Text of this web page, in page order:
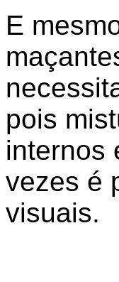
E
pois
internos
vezes é
visuais.